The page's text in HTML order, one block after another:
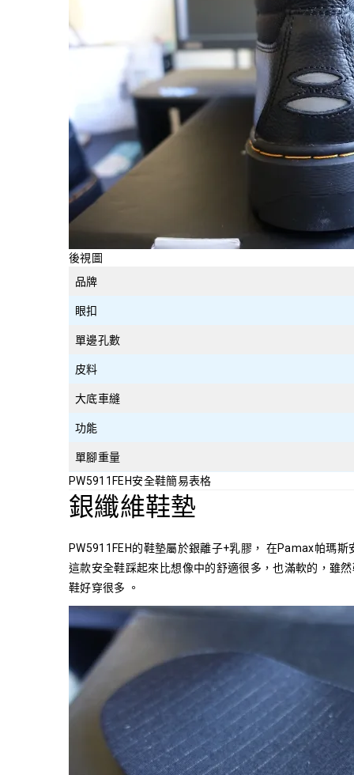
後視圖
品牌
眼扣
單邊孔數
皮料
大底車縫
功能
單腳重量
PW5911FEH安全鞋簡易表格
銀纖維鞋墊
PW5911FEH的鞋墊屬於銀離子+乳膠， 在Pamax帕瑪
這款安全鞋踩起來比想像中的舒適很多，也滿軟的，雖
鞋好穿很多 。